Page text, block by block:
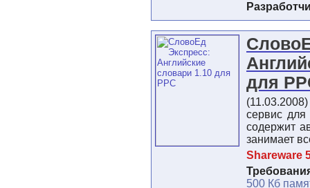
для
(11.03.2008)
сервис
содержит
занимает
Shareware
500 Кб